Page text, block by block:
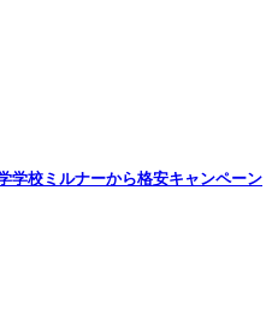
学校ミルナーから格安キャンペーン